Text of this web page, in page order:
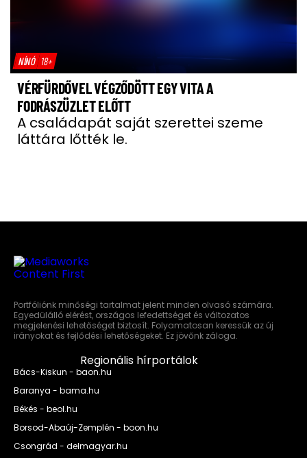
NÍNÓ 18+
VÉRFÜRDŐVEL VÉGZŐDÖTT EGY VITA A
FODRÁSZÜZLET ELŐTT
A családapát saját szerettei szeme
láttára lőtték le.
Portfóliónk minőségi tartalmat jelent minden olvasó számára.
Egyedülálló elérést, országos lefedettséget és változatos
megjelenési lehetőséget biztosít. Folyamatosan keressük az új
irányokat és fejlődési lehetőségeket. Ez jövőnk záloga.
Regionális hírportálok
Bács-Kiskun - baon.hu
Baranya - bama.hu
Békés - beol.hu
Borsod-Abaúj-Zemplén - boon.hu
Csongrád - delmagyar.hu